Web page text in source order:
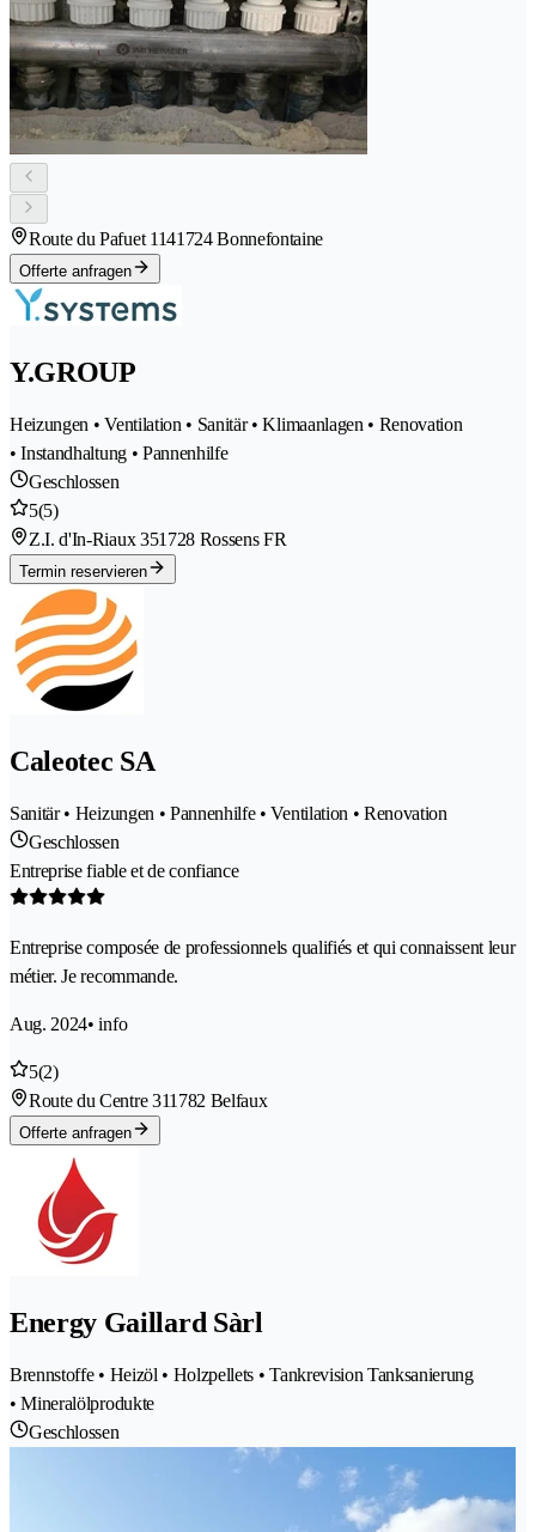
Route du Pafuet 1141724 Bonnefontaine
Offerte anfragen
Y.GROUP
Heizungen • Ventilation • Sanitär • Klimaanlagen • Renovation
• Instandhaltung • Pannenhilfe
Geschlossen
5(5)
Z.I. d'In-Riaux 351728 Rossens FR
Termin reservieren
Caleotec SA
Sanitär • Heizungen • Pannenhilfe • Ventilation • Renovation
Geschlossen
Entreprise fiable et de confiance
Entreprise composée de professionnels qualifiés et qui connaissent leur
métier. Je recommande.
Aug. 2024• info
5(2)
Route du Centre 311782 Belfaux
Offerte anfragen
Energy Gaillard Sàrl
Brennstoffe • Heizöl • Holzpellets • Tankrevision Tanksanierung
• Mineralölprodukte
Geschlossen